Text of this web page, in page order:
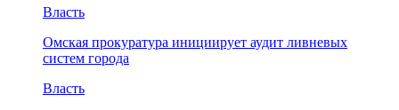
Власть
Омская прокуратура инициирует аудит ливневых
систем города
Власть